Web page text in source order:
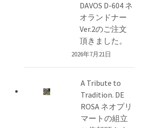
DAVOS D-604 ネ
オランドナー
Ver.2のご注文
頂きました。
2026年7月21日
A Tribute to
Tradition. DE
ROSA ネオプリ
マートの組立